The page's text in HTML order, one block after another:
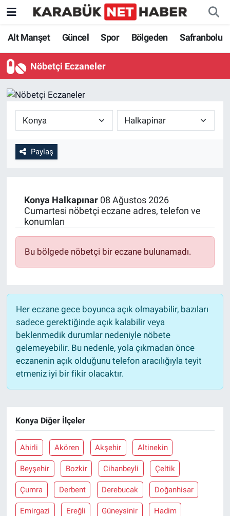
Alt Manşet Güncel Spor Bölgeden Safranbolu
Nöbetçi Eczaneler
Paylaş
Konya Halkapınar08 Ağustos 2026
Cumartesi nöbetçi eczane adres, telefon ve
konumları
Bu bölgede nöbetçi bir eczane bulunamadı.
Her eczane gece boyunca açık olmayabilir, bazıları
sadece gerektiğinde açık kalabilir veya
beklenmedik durumlar nedeniyle nöbete
gelemeyebilir. Bu nedenle, yola çıkmadan önce
eczanenin açık olduğunu telefon aracılığıyla teyit
etmeniz iyi bir fikir olacaktır.
Konya Diğer İlçeler
Ahirli Akören Akşehir Altinekin
Beyşehir Bozkir Cihanbeyli Çeltik
Çumra Derbent Derebucak Doğanhisar
Emirgazi Ereğli Güneysinir Hadim